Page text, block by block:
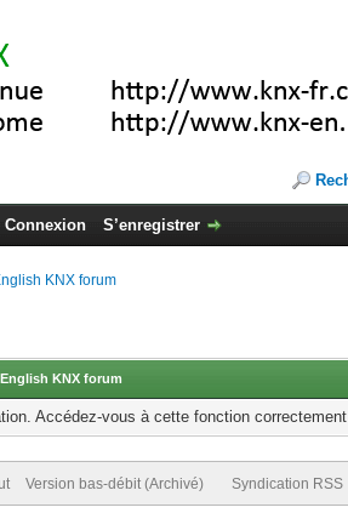
Connexion S’enregistrer
KNX forum
KNX forum
Accédez-vous à cette fonction
Version bas-débit (Archivé) Syndication RSS